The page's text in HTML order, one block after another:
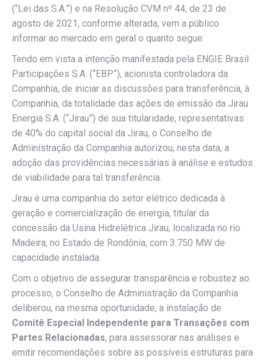
(“Lei das S.A.”) e na Resolução CVM nº 44, de 23 de
agosto de 2021, conforme alterada, vem a público
informar ao mercado em geral o quanto segue:
Tendo em vista a intenção manifestada pela ENGIE Brasil
Participações S.A. (“EBP”), acionista controladora da
Companhia, de iniciar as discussões para transferência, à
Companhia, da totalidade das ações de emissão da Jirau
Energia S.A. (“Jirau”) de sua titularidade, representativas
de 40% do capital social da Jirau, o Conselho de
Administração da Companhia autorizou, nesta data, a
adoção das providências necessárias à análise e estudos
de viabilidade para tal transferência.
Jirau é uma companhia do setor elétrico dedicada à
geração e comercialização de energia, titular da
concessão da Usina Hidrelétrica Jirau, localizada no rio
Madeira, no Estado de Rondônia, com 3.750 MW de
capacidade instalada.
Com o objetivo de assegurar transparência e robustez ao
processo, o Conselho de Administração da Companhia
deliberou, na mesma oportunidade, a instalação de
Comitê Especial Independente para Transações com
Partes Relacionadas, para assessorar nas análises e
emitir recomendações sobre as possíveis estruturas para